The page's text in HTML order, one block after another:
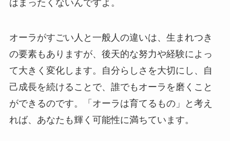
はまったくないんですよ。
オーラがすごい人と一般人の違いは、生まれつき
の要素もありますが、後天的な努力や経験によっ
て大きく変化します。自分らしさを大切にし、自
己成長を続けることで、誰でもオーラを磨くこと
ができるのです。「オーラは育てるもの」と考え
れば、あなたも輝く可能性に満ちています。